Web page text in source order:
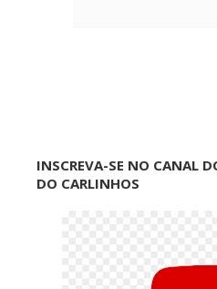
INSCREVA-SE NO CANAL
DO CARLINHOS